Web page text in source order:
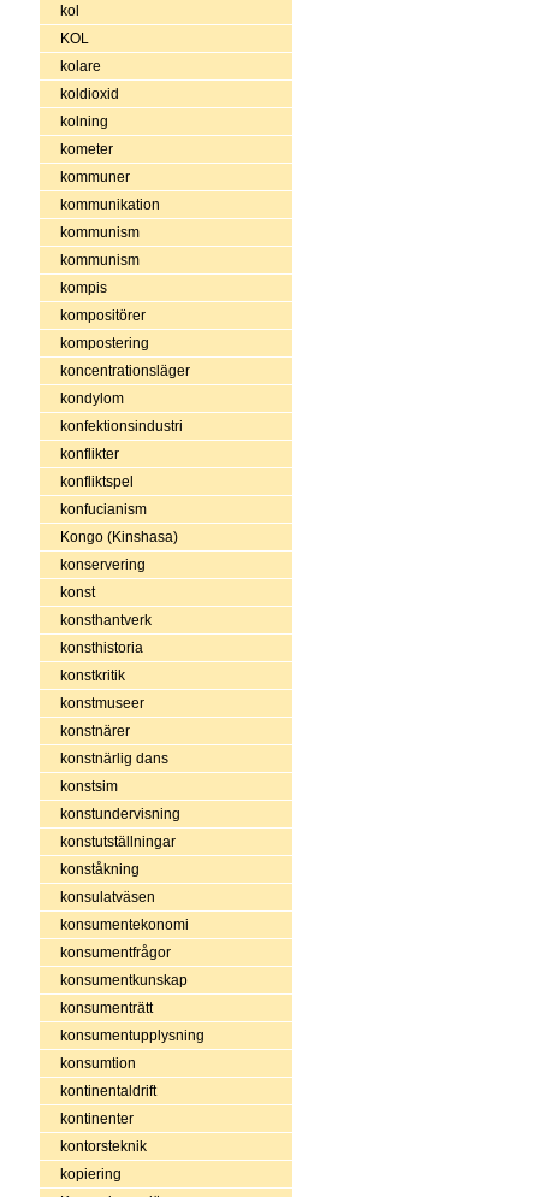
kol
KOL
kolare
koldioxid
kolning
kometer
kommuner
kommunikation
kommunism
kommunism
kompis
kompositörer
kompostering
koncentrationsläger
kondylom
konfektionsindustri
konflikter
konfliktspel
konfucianism
Kongo (Kinshasa)
konservering
konst
konsthantverk
konsthistoria
konstkritik
konstmuseer
konstnärer
konstnärlig dans
konstsim
konstundervisning
konstutställningar
konståkning
konsulatväsen
konsumentekonomi
konsumentfrågor
konsumentkunskap
konsumenträtt
konsumentupplysning
konsumtion
kontinentaldrift
kontinenter
kontorsteknik
kopiering